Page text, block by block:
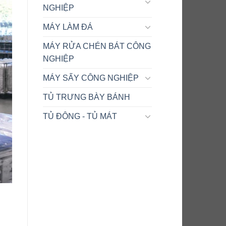
NGHIỆP
MÁY LÀM ĐÁ
MÁY RỬA CHÉN BÁT CÔNG
NGHIỆP
MÁY SẤY CÔNG NGHIỆP
TỦ TRƯNG BÀY BÁNH
TỦ ĐÔNG - TỦ MÁT